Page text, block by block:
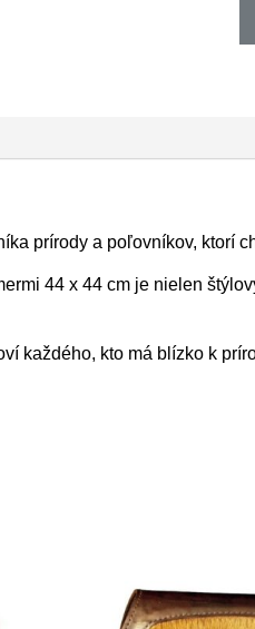
prírody a poľovníkov, ktorí
44 x 44 cm je nielen
každého, kto má blízko k